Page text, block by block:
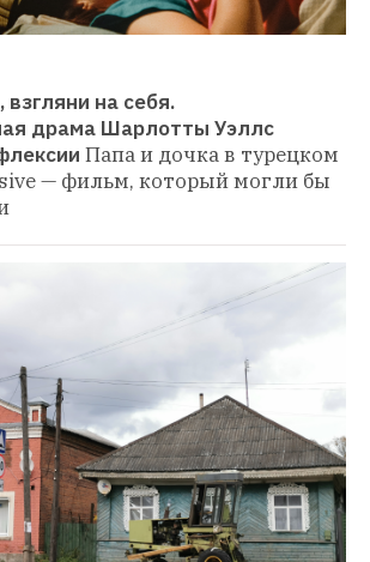
на себя.
драма Шарлотты Уэллс
Папа и дочка в турецком
— фильм, который могли бы